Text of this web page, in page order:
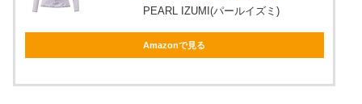
PEARL IZUMI(パールイズミ)
Amazonで見る